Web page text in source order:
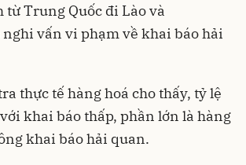
từ Trung Quốc đi Lào và
nghi vấn vi phạm về khai báo hải
thực tế hàng hoá cho thấy, tỷ lệ
khai báo thấp, phần lớn là hàng
khai báo hải quan.